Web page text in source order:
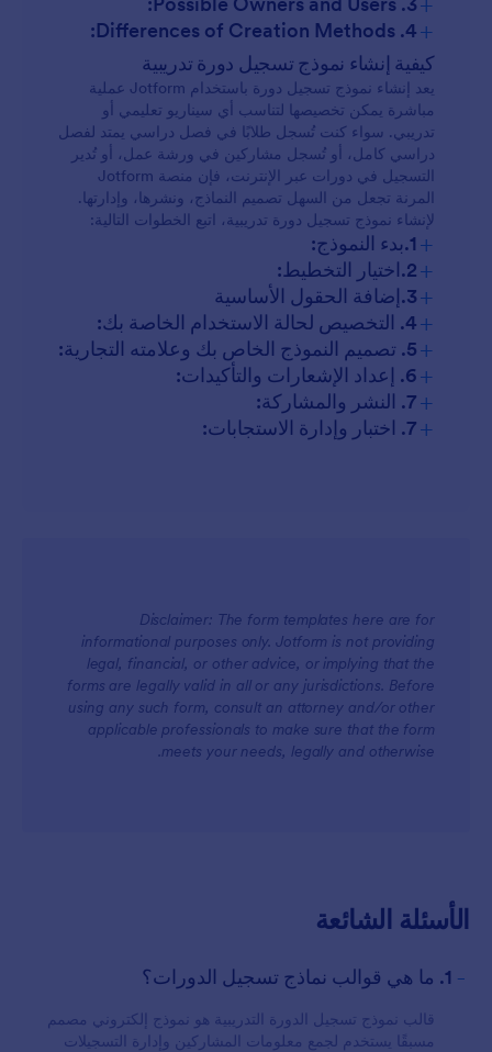
التسجيل في ورش العمل والندوات:
التسجيل في الدورة التدريبية عبر الإنترنت:
برامج التدريب للشركات:
الأنشطة اللامنهجية:
+
4. Differences of Creation Methods:
التسجيل الأكاديمي:
ورش العمل/الندوات:
الدورات التدريبية عبر الإنترنت:
التدريب المؤسسي:
كيفية إنشاء نموذج تسجيل دورة تدريبية
يعد إنشاء نموذج تسجيل دورة باستخدام Jotform عملية
مباشرة يمكن تخصيصها لتناسب أي سيناريو تعليمي أو
تدريبي. سواء كنت تُسجل طلابًا في فصل دراسي يمتد لفصل
دراسي كامل، أو تُسجل مشاركين في ورشة عمل، أو تُدير
التسجيل في دورات عبر الإنترنت، فإن منصة Jotform
المرنة تجعل من السهل تصميم النماذج، ونشرها، وإدارتها.
لإنشاء نموذج تسجيل دورة تدريبية، اتبع الخطوات التالية:
+ 1.بدء النموذج:
+2.اختيار التخطيط:
+3.إضافة الحقول الأساسية
+4. التخصيص لحالة الاستخدام الخاصة بك:
+5. تصميم النموذج الخاص بك وعلامته التجارية:
+6. إعداد الإشعارات والتأكيدات:
+7. النشر والمشاركة:
+7. اختبار وإدارة الاستجابات:
Disclaimer: The form templates here are for
informational purposes only. Jotform is not providing
legal, financial, or other advice, or implying that the
forms are legally valid in all or any jurisdictions. Before
using any such form, consult an attorney and/or other
applicable professionals to make sure that the form
meets your needs, legally and otherwise.
الأسئلة الشائعة
- 1. ما هي قوالب نماذج تسجيل الدورات؟
قالب نموذج تسجيل الدورة التدريبية هو نموذج إلكتروني مصمم
مسبقًا يستخدم لجمع معلومات المشاركين وإدارة التسجيلات